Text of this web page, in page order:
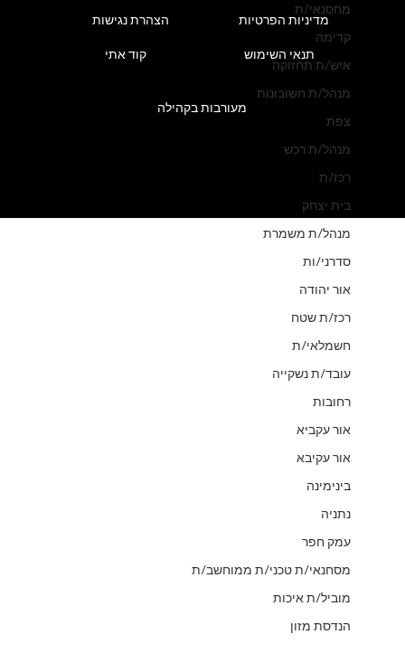
מחסנאי/ת
קדימה
איש/ת תחזוקה
מנהל/ת חשובונות
צפת
מנהל/ת רכש
רכז/ת
בית יצחק
מנהל/ת משמרת
סדרני/ות
אור יהודה
רכז/ת שטח
חשמלאי/ת
עובד/ת נשקייה
רחובות
אור עקביא
אור עקיבא
בינימינה
נתניה
עמק חפר
מסחנאי/ת טכני/ת ממוחשב/ת
מוביל/ת איכות
הנדסת מזון
הצהרת נגישות מדיניות הפרטיות
קוד אתי תנאי השימוש
מעורבות בקהילה